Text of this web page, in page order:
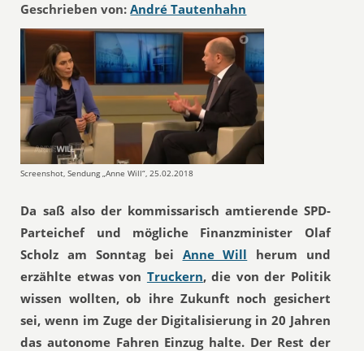
Geschrieben von: André Tautenhahn
Screenshot, Sendung „Anne Will“, 25.02.2018
Da saß also der kommissarisch amtierende SPD-
Parteichef und mögliche Finanzminister Olaf
Scholz am Sonntag bei Anne Will herum und
erzählte etwas von Truckern, die von der Politik
wissen wollten, ob ihre Zukunft noch gesichert
sei, wenn im Zuge der Digitalisierung in 20 Jahren
das autonome Fahren Einzug halte. Der Rest der